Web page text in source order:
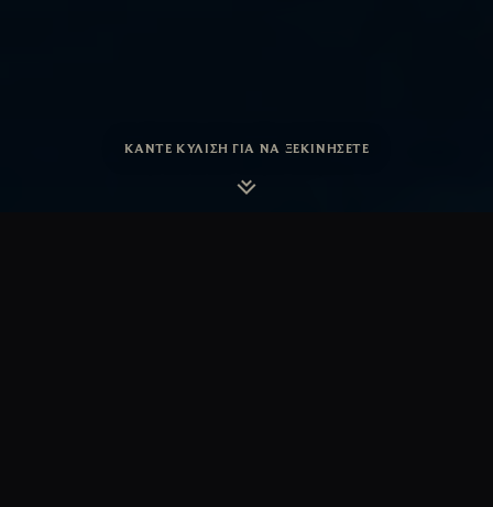
ΚΆΝΤΕ ΚΎΛΙΣΗ ΓΙΑ ΝΑ ΞΕΚΙΝΉΣΕΤΕ